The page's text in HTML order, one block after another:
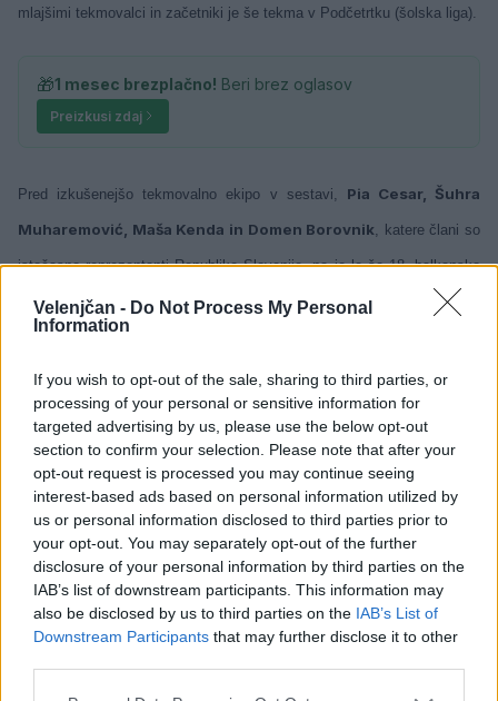
Velenjčan - Do Not Process My Personal
Information
If you wish to opt-out of the sale, sharing to third parties, or
processing of your personal or sensitive information for
targeted advertising by us, please use the below opt-out
section to confirm your selection. Please note that after your
opt-out request is processed you may continue seeing
interest-based ads based on personal information utilized by
us or personal information disclosed to third parties prior to
your opt-out. You may separately opt-out of the further
disclosure of your personal information by third parties on the
IAB’s list of downstream participants. This information may
also be disclosed by us to third parties on the IAB’s List of
Downstream Participants that may further disclose it to other
mlajšimi tekmovalci in začetniki je še tekma v Podčetrtku (šolska liga).
🎁1 mesec brezplačno! Beri brez oglasov
Preizkusi zdaj
Pred izkušenejšo tekmovalno ekipo v sestavi, Pia Cesar, Šuhra
Muharemović, Maša Kenda in Domen Borovnik , katere člani so
istočasno reprezentanti Republike Slovenije, pa je le še 18. balkansko
prvenstvo do 21 let v Herceg Novem (Črna Gora).
ter trenerjem za vztrajanje na zastavljeni športni poti!
Opozorilo:Po 297. členu Kazenskega zakonika je
posameznik kazensko odgovoren za javno spodbujanje
sovraštva, nasilja ali nestrpnosti. Komentarji z žaljivimi,
rasističnimi, diskriminatornimi ali nezakonitimi vsebinami
bodo odstranjeni.
Pravila komentiranja →